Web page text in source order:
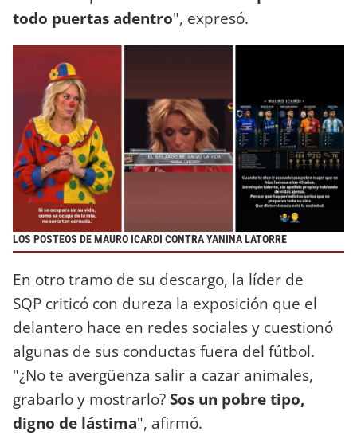
todo puertas adentro", expresó.
LOS POSTEOS DE MAURO ICARDI CONTRA YANINA LATORRE
En otro tramo de su descargo, la líder de
SQP criticó con dureza la exposición que el
delantero hace en redes sociales y cuestionó
algunas de sus conductas fuera del fútbol.
"¿No te avergüenza salir a cazar animales,
grabarlo y mostrarlo?Sos un pobre tipo,
digno de lástima", afirmó.